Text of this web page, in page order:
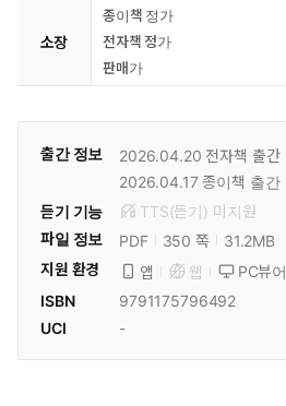
소장
종이책 정가
전자책 정가
판매가
출간 정보 2026.04.20 전자책 출간
2026.04.17 종이책 출간
듣기 기능
TTS(듣기) 미 지원
파일 정보
PDF 350 쪽
31.2MB
지원 환경
앱 웹 PC뷰어
ISBN
9791175796492
UCI
-